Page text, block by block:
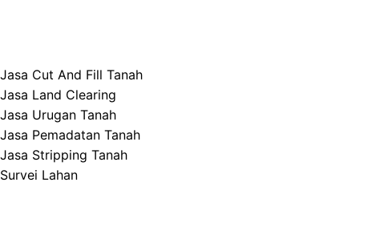
Jasa Cut And Fill Tanah
Jasa Land Clearing
Jasa Urugan Tanah
Jasa Pemadatan Tanah
Jasa Stripping Tanah
Survei Lahan